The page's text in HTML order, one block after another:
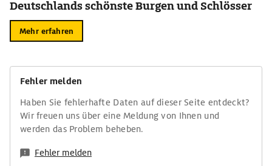
Deutschlands schönste Burgen und Schlösser
Mehr erfahren
Fehler melden
Haben Sie fehlerhafte Daten auf dieser Seite entdeckt?
Wir freuen uns über eine Meldung von Ihnen und
werden das Problem beheben.
Fehler melden